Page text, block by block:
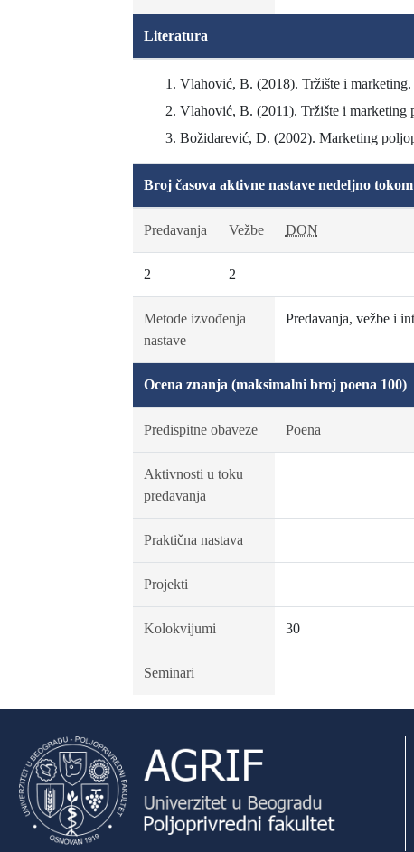
Literatura
Vlahović, B. (2018). Tržište i
Vlahović, B. (2011). Tržište i
Božidarević, D. (2002). Marketing
Broj časova aktivne nastave nedeljno
Predavanja Vežbe DON
2 2
Metode izvođenja
nastave
Predavanja, vežbe i
Ocena znanja (maksimalni broj poena 100)
Predispitne obaveze Poena
Aktivnosti u toku
predavanja
Praktična nastava
Projekti
Kolokvijumi 30
Seminari